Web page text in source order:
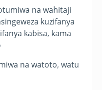
na wahitaji
kuzifanya
kabisa, kama
na watoto, watu